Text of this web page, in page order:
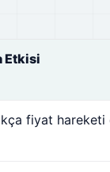
Etkisi
fiyat hareketi